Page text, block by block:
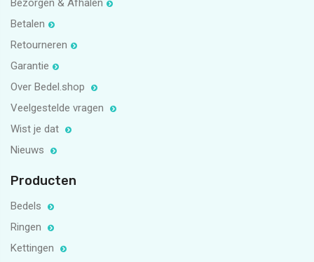
Bezorgen & Afhalen
Betalen
Retourneren
Garantie
Over Bedel.shop
Veelgestelde vragen
Wist je dat
Nieuws
Producten
Bedels
Ringen
Kettingen